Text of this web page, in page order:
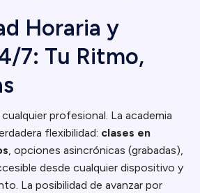
Horaria y
7: Tu Ritmo,
profesional. La academia
flexibilidad: clases en
, opciones asincrónicas (grabadas),
desde cualquier dispositivo y
La posibilidad de avanzar por